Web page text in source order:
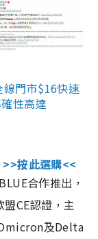
線門市$16快速
性高達
>>按此選購<<
合作推出，
CE認證，主
及Delta